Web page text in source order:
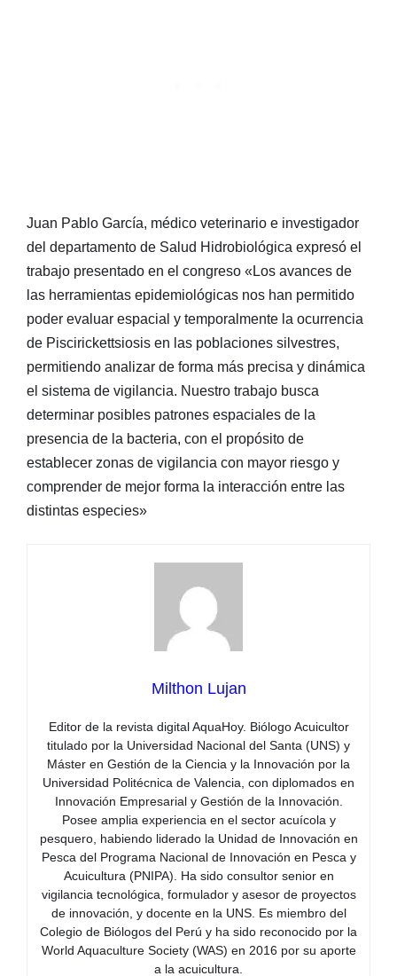
Juan Pablo García, médico veterinario e investigador
del departamento de Salud Hidrobiológica expresó el
trabajo presentado en el congreso «Los avances de
las herramientas epidemiológicas nos han permitido
poder evaluar espacial y temporalmente la ocurrencia
de Piscirickettsiosis en las poblaciones silvestres,
permitiendo analizar de forma más precisa y dinámica
el sistema de vigilancia. Nuestro trabajo busca
determinar posibles patrones espaciales de la
presencia de la bacteria, con el propósito de
establecer zonas de vigilancia con mayor riesgo y
comprender de mejor forma la interacción entre las
distintas especies»
Milthon Lujan
Editor de la revista digital AquaHoy. Biólogo Acuicultor
titulado por la Universidad Nacional del Santa (UNS) y
Máster en Gestión de la Ciencia y la Innovación por la
Universidad Politécnica de Valencia, con diplomados en
Innovación Empresarial y Gestión de la Innovación.
Posee amplia experiencia en el sector acuícola y
pesquero, habiendo liderado la Unidad de Innovación en
Pesca del Programa Nacional de Innovación en Pesca y
Acuicultura (PNIPA). Ha sido consultor senior en
vigilancia tecnológica, formulador y asesor de proyectos
de innovación, y docente en la UNS. Es miembro del
Colegio de Biólogos del Perú y ha sido reconocido por la
World Aquaculture Society (WAS) en 2016 por su aporte
a la acuicultura.